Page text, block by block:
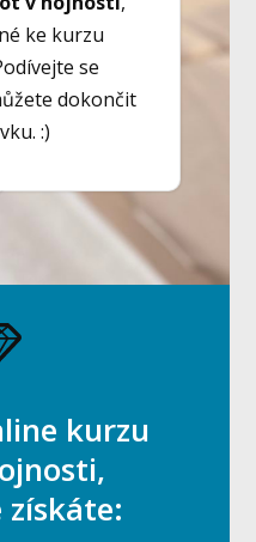
ke kurzu
se
dokončit
:)
kurzu